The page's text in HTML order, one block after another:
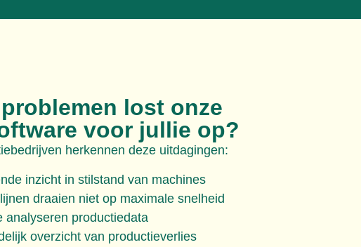
lost onze
voor jullie op?
herkennen deze uitdagingen:
inzicht in stilstand van machines
draaien niet op maximale snelheid
analyseren productiedata
overzicht van productieverlies